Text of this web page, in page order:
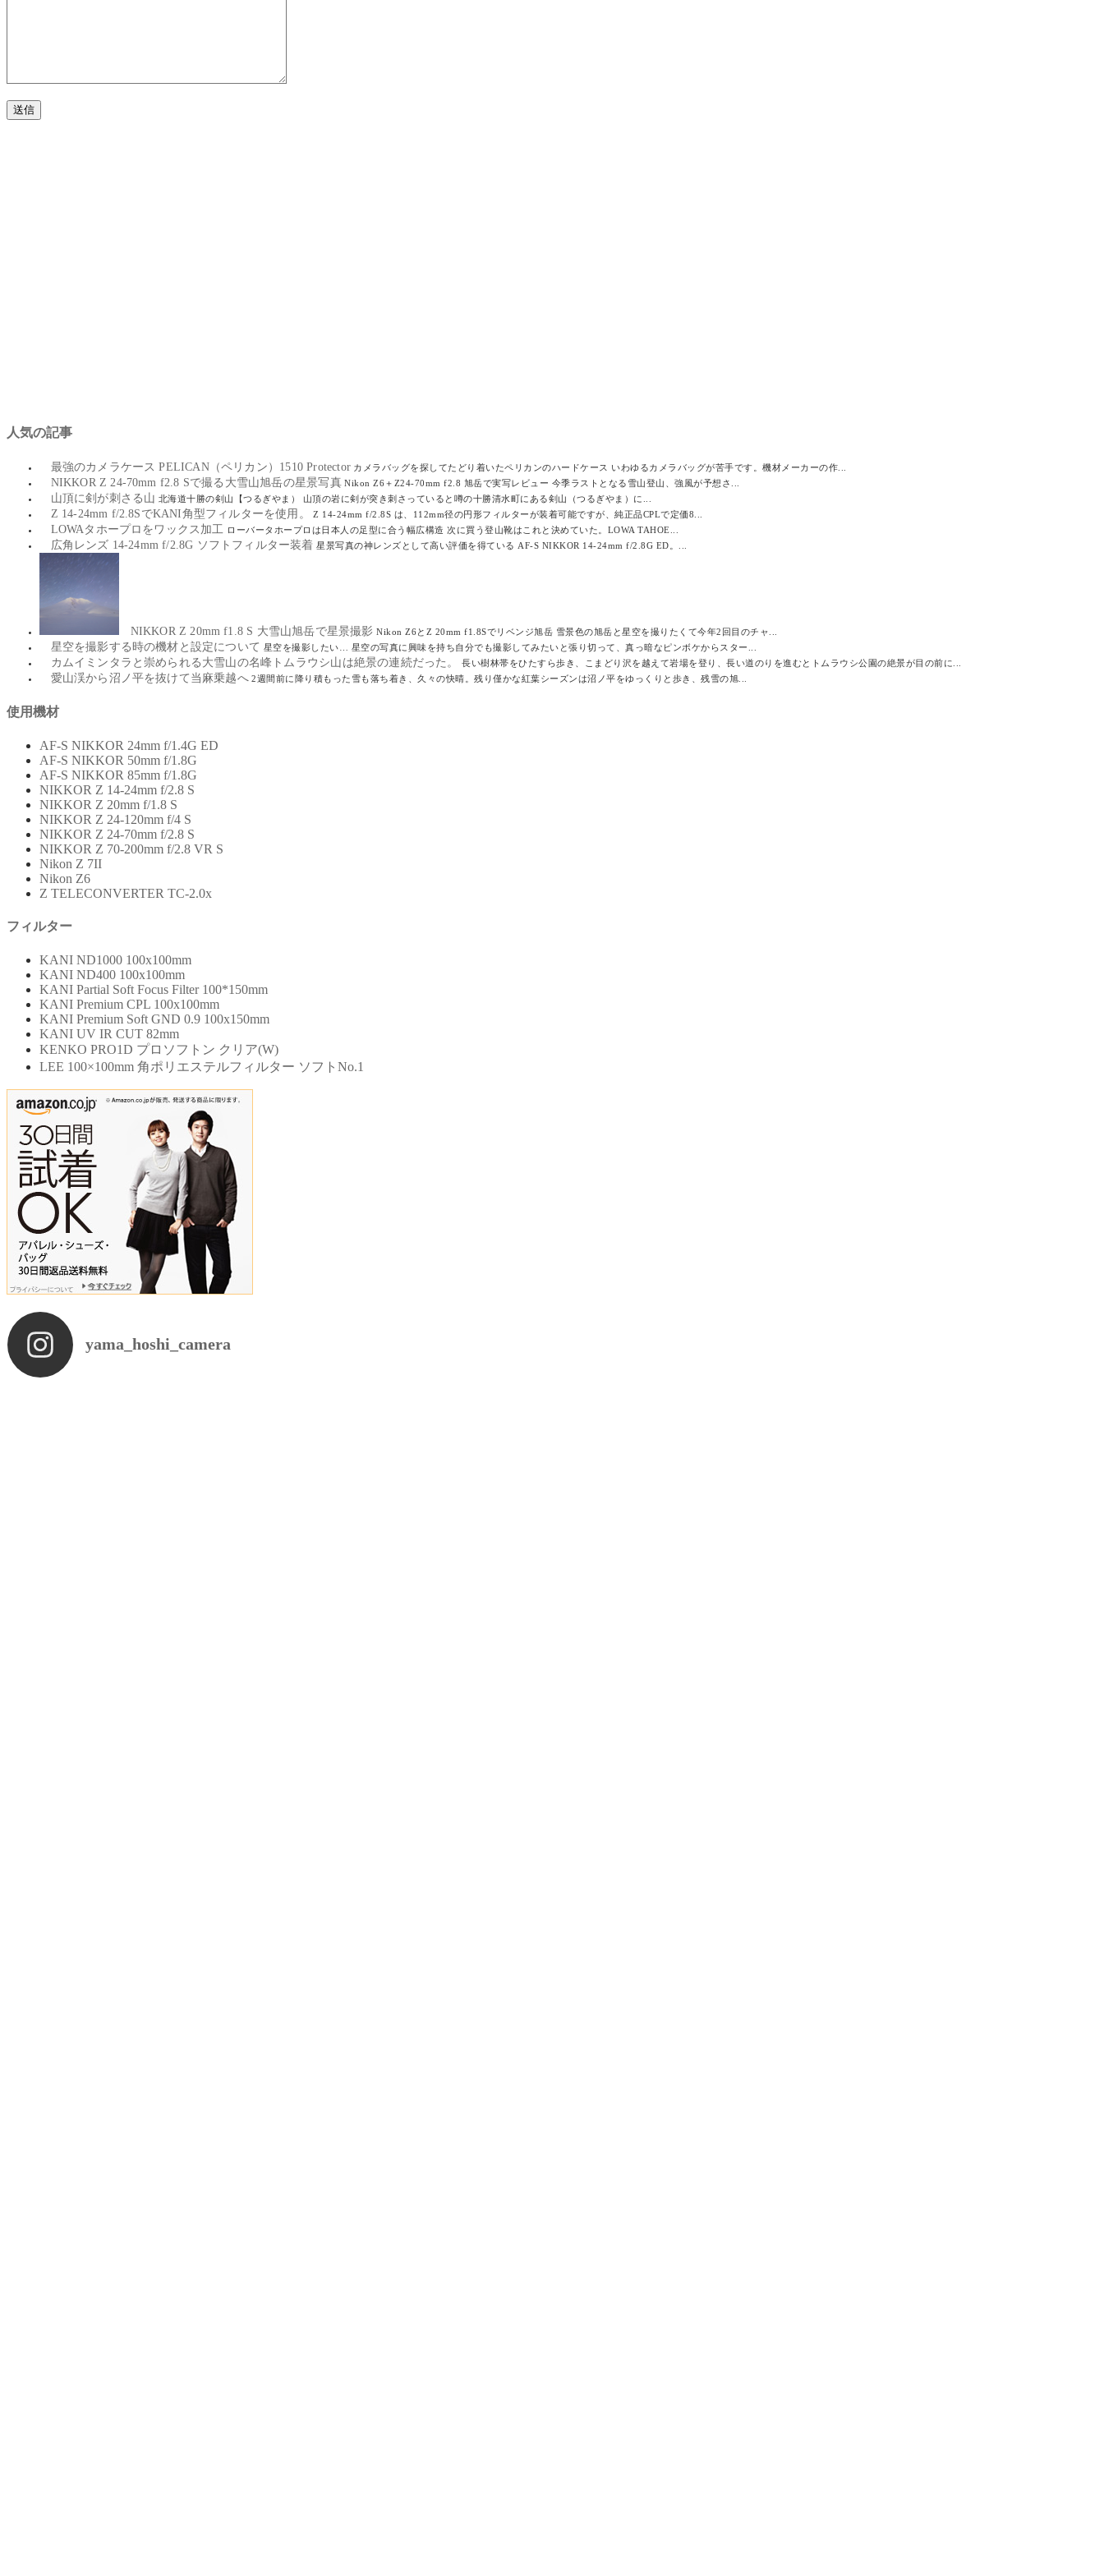
人気の記事
最強のカメラケース PELICAN（ペリカン）1510 Protector カメラバッグを探してたどり着いたペリカンのハードケース いわゆるカメラバッグが苦手です。機材メーカーの作...
NIKKOR Z 24-70mm f2.8 Sで撮る大雪山旭岳の星景写真 Nikon Z6＋Z24-70mm f2.8 旭岳で実写レビュー 今季ラストとなる雪山登山、強風が予想さ...
山頂に剣が刺さる山 北海道十勝の剣山【つるぎやま） 山頂の岩に剣が突き刺さっていると噂の十勝清水町にある剣山（つるぎやま）に...
Z 14-24mm f/2.8SでKANI角型フィルターを使用。 Z 14-24mm f/2.8S は、112mm径の円形フィルターが装着可能ですが、純正品CPLで定価8...
LOWAタホープロをワックス加工 ローバータホープロは日本人の足型に合う幅広構造 次に買う登山靴はこれと決めていた。LOWA TAHOE...
広角レンズ 14-24mm f/2.8G ソフトフィルター装着 星景写真の神レンズとして高い評価を得ている AF-S NIKKOR 14-24mm f/2.8G ED。...
NIKKOR Z 20mm f1.8 S 大雪山旭岳で星景撮影 Nikon Z6とZ 20mm f1.8Sでリベンジ旭岳 雪景色の旭岳と星空を撮りたくて今年2回目のチャ...
星空を撮影する時の機材と設定について 星空を撮影したい… 星空の写真に興味を持ち自分でも撮影してみたいと張り切って、真っ暗なピンボケからスター...
カムイミンタラと崇められる大雪山の名峰トムラウシ山は絶景の連続だった。 長い樹林帯をひたすら歩き、こまどり沢を越えて岩場を登り、長い道のりを進むとトムラウシ公園の絶景が目の前に...
愛山渓から沼ノ平を抜けて当麻乗越へ 2週間前に降り積もった雪も落ち着き、久々の快晴。残り僅かな紅葉シーズンは沼ノ平をゆっくりと歩き、残雪の旭...
使用機材
AF-S NIKKOR 24mm f/1.4G ED
AF-S NIKKOR 50mm f/1.8G
AF-S NIKKOR 85mm f/1.8G
NIKKOR Z 14-24mm f/2.8 S
NIKKOR Z 20mm f/1.8 S
NIKKOR Z 24-120mm f/4 S
NIKKOR Z 24-70mm f/2.8 S
NIKKOR Z 70-200mm f/2.8 VR S
Nikon Z 7II
Nikon Z6
Z TELECONVERTER TC-2.0x
フィルター
KANI ND1000 100x100mm
KANI ND400 100x100mm
KANI Partial Soft Focus Filter 100*150mm
KANI Premium CPL 100x100mm
KANI Premium Soft GND 0.9 100x150mm
KANI UV IR CUT 82mm
KENKO PRO1D プロソフトン クリア(W)
LEE 100×100mm 角ポリエステルフィルター ソフトNo.1
yama_hoshi_camera